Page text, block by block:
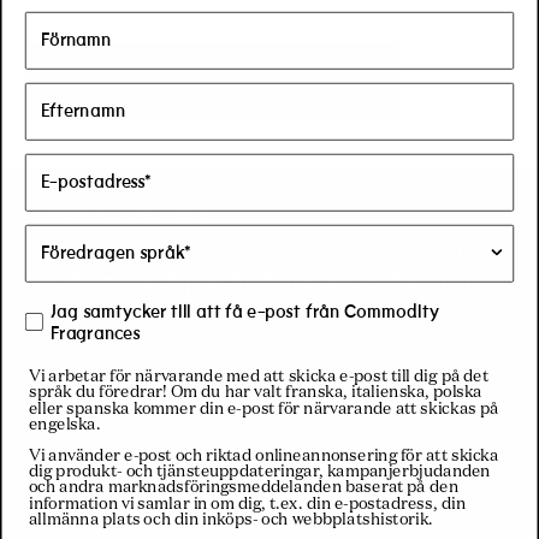
Nyhetsbrev
Prenumerera på vårt nyhetsbrev för
10% rabatt på din första beställning
E-post
FacebookPinterestInstagram
YouTubeTikTokLinkedIn
Jag samtycker till att få e-post från Commodity
Fragrances
Vi arbetar för närvarande med att skicka e-post till dig på det
språk du föredrar! Om du har valt franska, italienska, polska
eller spanska kommer din e-post för närvarande att skickas på
engelska.
Vi använder e-post och riktad onlineannonsering för att skicka
dig produkt- och tjänsteuppdateringar, kampanjerbjudanden
och andra marknadsföringsmeddelanden baserat på den
information vi samlar in om dig, t.ex. din e-postadress, din
allmänna plats och din inköps- och webbplatshistorik.